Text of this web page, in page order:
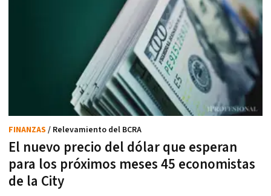
El nuevo precio del dólar que esperan
para los próximos meses 45 economistas
de la City
FINANZAS / Relevamiento del BCRA